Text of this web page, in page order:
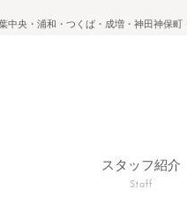
央・浦和・つくば・成増・神田神保
スタッフ紹介
Staff